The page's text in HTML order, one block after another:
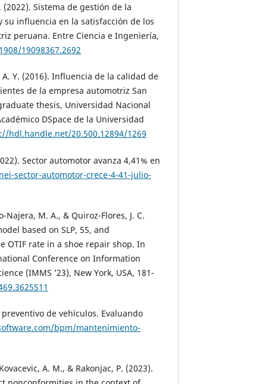
(2022). Sistema de gestión de la
su influencia en la satisfacción de los
peruana. Entre Ciencia e Ingeniería,
19098367.2692
Y. (2016). Influencia de la calidad de
de la empresa automotriz San
thesis, Universidad Nacional
DSpace de la Universidad
hdl.handle.net/20.500.12894/1269
Sector automotor avanza 4,41% en
sector-automotor-crece-4-41-julio-
Najera, M. A., & Quiroz-Flores, J. C.
based on SLP, 5S, and
OTIF rate in a shoe repair shop. In
Conference on Information
(IMMS ’23), New York, USA, 181-
de vehículos. Evaluando
bpm/mantenimiento-
A. M., & Rakonjac, P. (2023).